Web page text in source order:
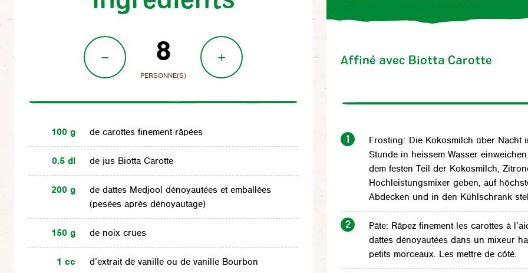
8
PERSONNE(S)
100 g de carottes finement râpées
0.5 dl de jus Biotta Carotte
200 g
de dattes Medjool dénoyautées et emballées
(pesées après dénoyautage)
150 g de noix crues
1 cc d’extrait de vanille ou de vanille Bourbon
Affiné avec Biotta Carotte
Frosting: Die Kokosmilch über Nacht
Stunde in heissem Wasser
dem festen Teil der Kokosmilch,
Hochleistungsmixer geben, auf
Abdecken und in den Kühlschrank
Pâte: Râpez finement les carottes à
dattes dénoyautées dans un mixeur
petits morceaux. Les mettre de côté.